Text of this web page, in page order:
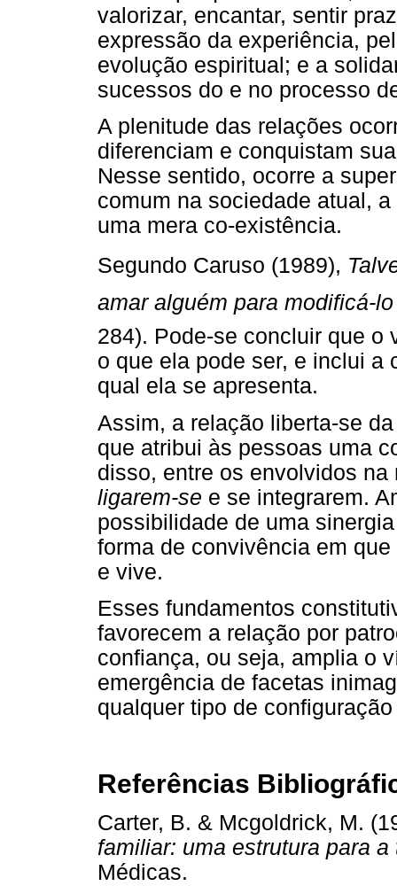
valorizar, encantar, sentir
expressão da experiência,
evolução espiritual; e a
sucessos do e no processo
A plenitude das relações
diferenciam e conquistam
Nesse sentido, ocorre a
comum na sociedade atual,
uma mera co-existência.
Segundo Caruso (1989), 
amar alguém para modificá-
284). Pode-se concluir que o
o que ela pode ser, e inclui a
qual ela se apresenta.
Assim, a relação liberta-se
que atribui às pessoas uma
disso, entre os envolvidos
ligarem-se e se integrarem.
possibilidade de uma
forma de convivência em
e vive.
Esses fundamentos
favorecem a relação por
confiança, ou seja, amplia o
emergência de facetas
qualquer tipo de
Referências
Carter, B. & Mcgoldrick, M.
familiar: uma estrutura para
Médicas.